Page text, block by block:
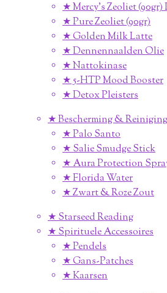
★ Mercy's Zeoliet (90gr)
★ Pure Zeoliet (90gr)
★ Golden Milk Latte
★ Dennennaalden Olie
★ Nattokinase
★ 5-HTP Mood Booster
★ Detox Pleisters
★ Bescherming & Reiniging
★ Palo Santo
★ Salie Smudge Stick
★ Aura Protection
★ Florida Water
★ Zwart & Roze Zout
★ Starseed Reading
★ Spirituele Accessoires
★ Pendels
★ Gans-Patches
★ Kaarsen